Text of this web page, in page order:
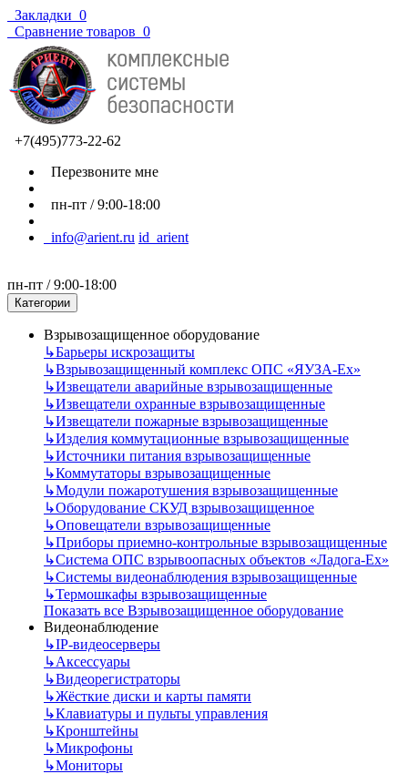
Закладки 0
Сравнение товаров 0
+7(495)773-22-62
Перезвоните мне
пн-пт / 9:00-18:00
info@arient.ru id_arient
пн-пт / 9:00-18:00
Категории
Взрывозащищенное оборудование
↳Барьеры искрозащиты
↳Взрывозащищенный комплекс ОПС «ЯУЗА-Ех»
↳Извещатели аварийные взрывозащищенные
↳Извещатели охранные взрывозащищенные
↳Извещатели пожарные взрывозащищенные
↳Изделия коммутационные взрывозащищенные
↳Источники питания взрывозащищенные
↳Коммутаторы взрывозащищенные
↳Модули пожаротушения взрывозащищенные
↳Оборудование СКУД взрывозащищенное
↳Оповещатели взрывозащищенные
↳Приборы приемно-контрольные взрывозащищенные
↳Система ОПС взрывоопасных объектов «Ладога-Ex»
↳Системы видеонаблюдения взрывозащищенные
↳Термошкафы взрывозащищенные
Показать все Взрывозащищенное оборудование
Видеонаблюдение
↳IP-видеосерверы
↳Аксессуары
↳Видеорегистраторы
↳Жёсткие диски и карты памяти
↳Клавиатуры и пульты управления
↳Кронштейны
↳Микрофоны
↳Мониторы